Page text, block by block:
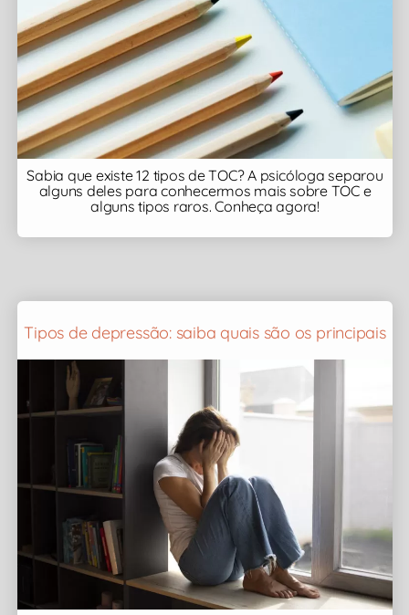
Sabia que existe 12 tipos de TOC? A psicóloga separou
alguns deles para conhecermos mais sobre TOC e
alguns tipos raros. Conheça agora!
Tipos de depressão: saiba quais são os principais